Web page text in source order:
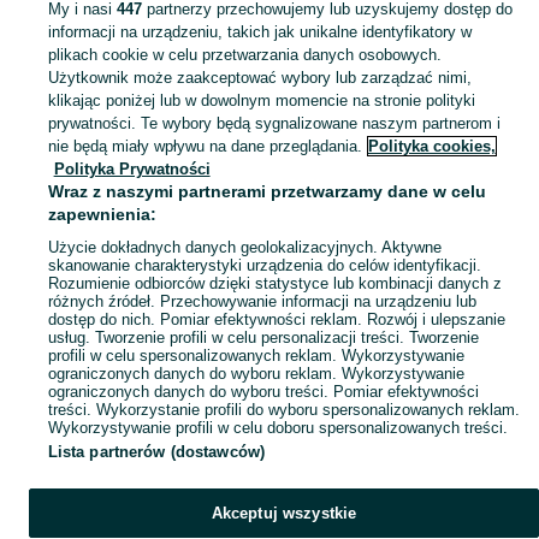
KATEGORIA
Skorzystaj z największego serwisu ogłoszeniowego - Tomaszów i okolice! Kupuj to, czego pragniesz i sprzedawaj to, czego już nie potrzebujesz! Zobacz
Mapa kategorii
Mapa miejscowości
Mapa ministron
Popularne wyszukiwania
My i nasi 447partnerzy przechowujemy lub uzyskujemy dostęp do
informacji na urządzeniu, takich jak unikalne identyfikatory w
plikach cookie w celu przetwarzania danych osobowych.
Użytkownik może zaakceptować wybory lub zarządzać nimi,
klikając poniżej lub w dowolnym momencie na stronie polityki
prywatności. Te wybory będą sygnalizowane naszym partnerom i
nie będą miały wpływu na dane przeglądania. Polityka cookies,
Polityka Prywatności
Wraz z naszymi partnerami przetwarzamy dane w celu
zapewnienia:
Użycie dokładnych danych geolokalizacyjnych. Aktywne
skanowanie charakterystyki urządzenia do celów identyfikacji.
Rozumienie odbiorców dzięki statystyce lub kombinacji danych z
różnych źródeł. Przechowywanie informacji na urządzeniu lub
dostęp do nich. Pomiar efektywności reklam. Rozwój i ulepszanie
usług. Tworzenie profili w celu personalizacji treści. Tworzenie
profili w celu spersonalizowanych reklam. Wykorzystywanie
ograniczonych danych do wyboru reklam. Wykorzystywanie
ograniczonych danych do wyboru treści. Pomiar efektywności
treści. Wykorzystanie profili do wyboru spersonalizowanych reklam.
Wykorzystywanie profili w celu doboru spersonalizowanych treści.
Lista partnerów (dostawców)
Akceptuj wszystkie